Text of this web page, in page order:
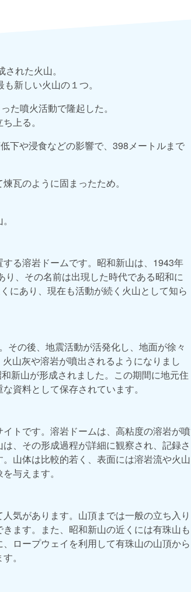
れた火山。
新しい火山の１つ。
た噴火活動で隆起した。
上る。
下や浸食などの影響で、398メートルまで
瓦のように固まったため。
る溶岩ドームです。昭和新山は、1943年
、その名前は出現した時代である昭和に
にあり、現在も活動が続く火山として知ら
その後、地震活動が活発化し、地面が徐々
山灰や溶岩が噴出されるようになりまし
新山が形成されました。この期間に地元住
資料として保存されています。
トです。溶岩ドームは、高粘度の溶岩が噴
、その形成過程が詳細に観察され、記録さ
山体は比較的若く、表面には溶岩流や火山
与えます。
気があります。山頂までは一般の立ち入り
ます。また、昭和新山の近くには有珠山も
ロープウェイを利用して有珠山の山頂から
。